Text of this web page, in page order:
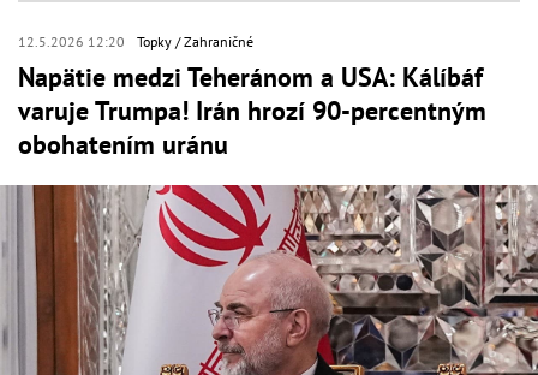
12.5.2026 12:20 Topky Zahraničné
Napätie medzi Teheránom a USA: Kálíbáf
varuje Trumpa! Irán hrozí 90-percentným
obohatením uránu